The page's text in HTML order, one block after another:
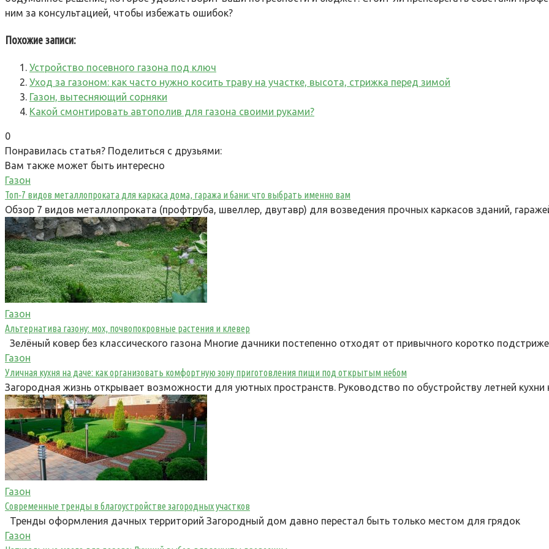
ним за консультацией, чтобы избежать ошибок?
Похожие записи:
Устройство посевного газона под ключ
Уход за газоном: как часто нужно косить траву на участке, высота, стрижка перед зимой
Газон, вытесняющий сорняки
Какой смонтировать автополив для газона своими руками?
0
Понравилась статья? Поделиться с друзьями:
Вам также может быть интересно
Газон
Топ‑7 видов металлопроката для каркаса дома, гаража и бани: что выбрать именно вам
Обзор 7 видов металлопроката (профтруба, швеллер, двутавр) для возведения прочных каркасов зданий,
Газон
Альтернатива газону: мох, почвопокровные растения и клевер
Зелёный ковер без классического газона Многие дачники постепенно отходят от привычного коротко
Газон
Уличная кухня на даче: как организовать комфортную зону приготовления пищи под открытым небом
Загородная жизнь открывает возможности для уютных пространств. Руководство по обустройству летней
Газон
Современные тренды в благоустройстве загородных участков
Тренды оформления дачных территорий Загородный дом давно перестал быть только местом для грядок
Газон